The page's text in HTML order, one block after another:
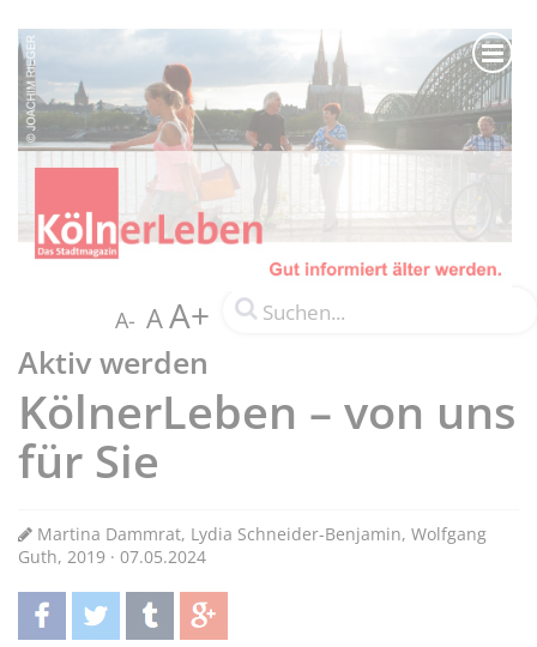
A- AA+
Aktiv werden
KölnerLeben – von uns
für Sie
Martina Dammrat, Lydia Schneider-Benjamin, Wolfgang
Guth, 2019 · 07.05.2024